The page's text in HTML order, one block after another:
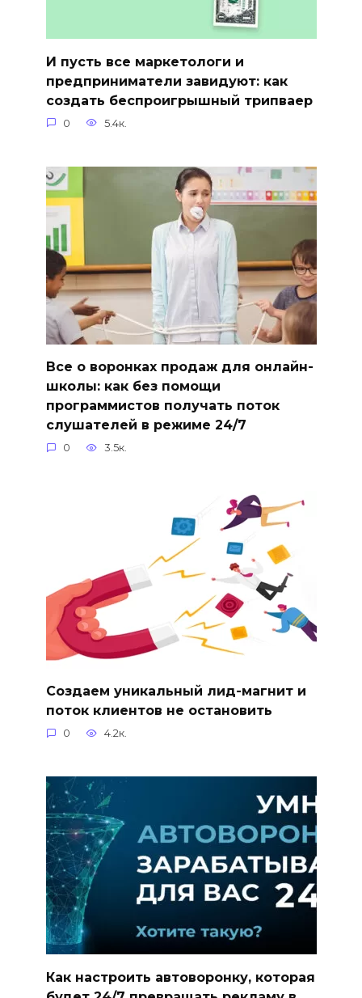
И пусть все маркетологи и
предприниматели завидуют: как
создать беспроигрышный трипваер
0 5.4к.
Все о воронках продаж для онлайн-
школы: как без помощи
программистов получать поток
слушателей в режиме 24/7
0 3.5к.
Создаем уникальный лид-магнит и
поток клиентов не остановить
0 4.2к.
Как настроить автоворонку, которая